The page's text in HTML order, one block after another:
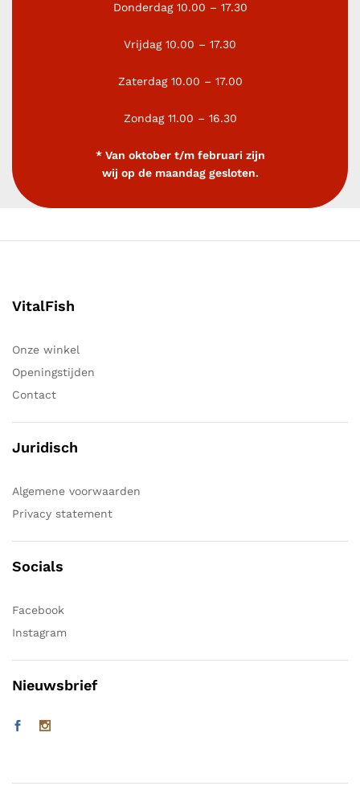
Donderdag 10.00 – 17.30
Vrijdag 10.00 – 17.30
Zaterdag 10.00 – 17.00
Zondag 11.00 – 16.30
* Van oktober t/m februari zijn
wij op de maandag gesloten.
VitalFish
Onze winkel
Openingstijden
Contact
Juridisch
Algemene voorwaarden
Privacy statement
Socials
Facebook
Instagram
Nieuwsbrief